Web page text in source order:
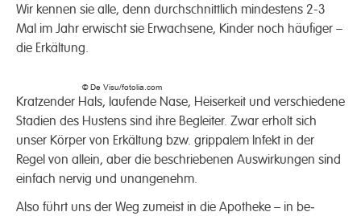
Wir kennen sie alle, denn durch­schnittlich mindestens 2-3
Mal im Jahr erwischt sie Erwachsene, Kinder noch häufiger –
die Erkältung.
© De Visu/fotolia.com
Kratzen­der Hals, laufende Nase, Heiser­keit und verschiedene
Stadien des Hustens sind ihre Begleiter. Zwar erholt sich
unser Körper von Erkält­ung bzw. grippalem Infekt in der
Regel von allein, aber die beschriebenen Auswirk­ungen sind
einfach nervig und unangenehm.
Also führt uns der Weg zumeist in die Apo­theke – in be­